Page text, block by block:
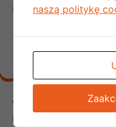
miejscowości
Wysoka kultura
klienta to coś, co
naszą politykę